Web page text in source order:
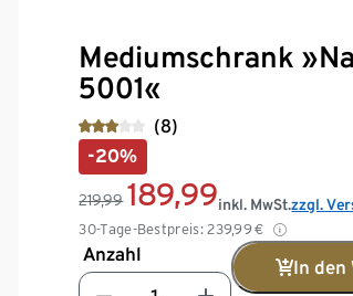
Mediumschrank
5001«
(8)
-20%
219,99 189,99
30-Tage-Bestpreis: 239,99€
inkl. MwSt.zzgl.
Anzahl
In den